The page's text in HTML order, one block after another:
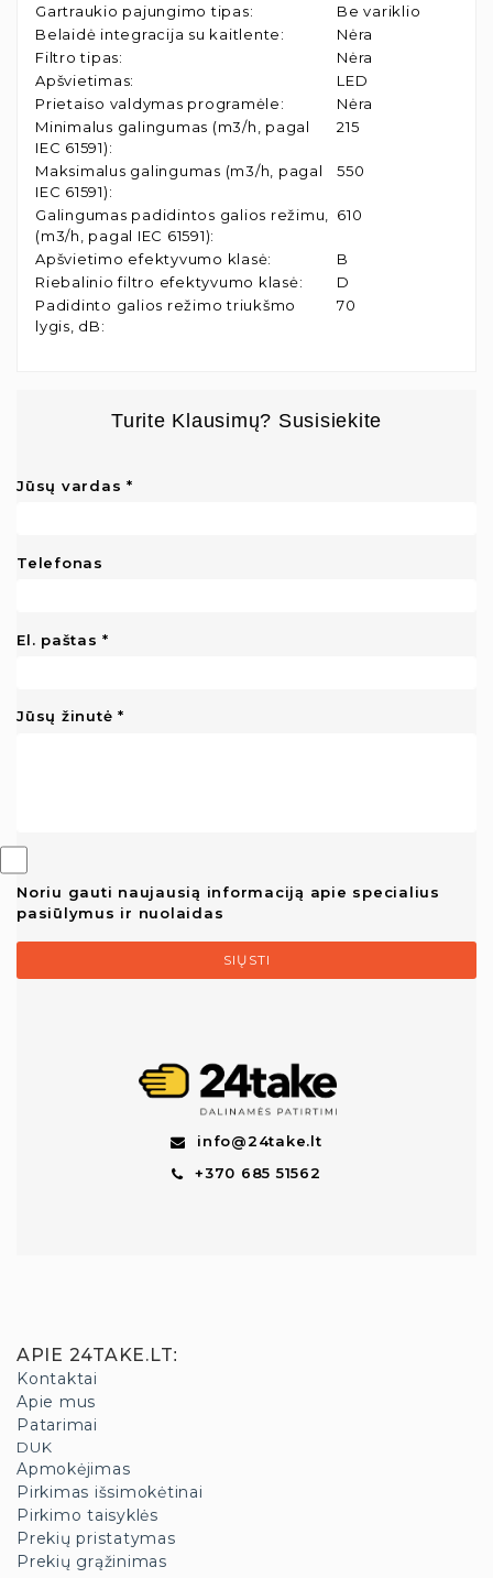
Gartraukio pajungimo tipas:
Be variklio
Belaidė integracija su kaitlente:
Nėra
Filtro tipas:
Nėra
Apšvietimas:
LED
Prietaiso valdymas programėle:
Nėra
Minimalus galingumas (m3/h, pagal
IEC 61591):
215
Maksimalus galingumas (m3/h, pagal
IEC 61591):
550
Galingumas padidintos galios režimu,
(m3/h, pagal IEC 61591):
610
Apšvietimo efektyvumo klasė:
B
Riebalinio filtro efektyvumo klasė:
D
Padidinto galios režimo triukšmo
lygis, dB:
70
Turite Klausimų? Susisiekite
Jūsų vardas
Telefonas
El. paštas
Jūsų žinutė
Noriu gauti naujausią informaciją apie specialius
pasiūlymus ir nuolaidas
SIŲSTI
info@24take.lt
+370 685 51562
APIE 24TAKE.LT:
Kontaktai
Apie mus
Patarimai
DUK
Apmokėjimas
Pirkimas išsimokėtinai
Pirkimo taisyklės
Prekių pristatymas
Prekių grąžinimas